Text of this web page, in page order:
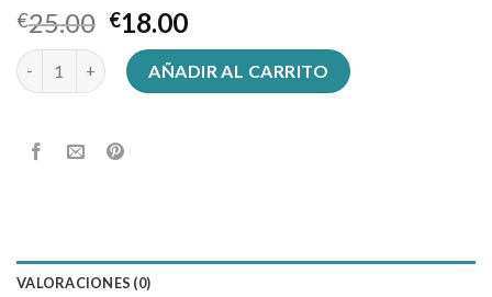
€25.00 €18.00
sombreros vueltiaos cantidadAÑADIR AL CARRITO
VALORACIONES (0)